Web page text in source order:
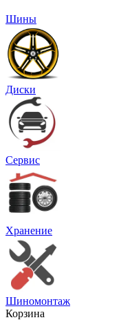
Шины
Диски
Сервис
Хранение
Шиномонтаж
Корзина